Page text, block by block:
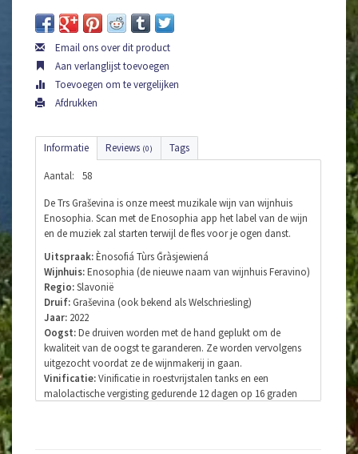
Email ons over dit product
Aan verlanglijst toevoegen
Toevoegen om te vergelijken
Afdrukken
Informatie Reviews (0) Tags
Aantal:
58
De Trs Graševina is onze meest muzikale wijn van wijnhuis
Enosophia. Scan met de Enosophia app het label van de wijn
en de muziek zal starten terwijl de fles voor je ogen danst.
Uitspraak:Ènosofiá Tùrs Ḡràsjewiená
Wijnhuis:Enosophia (de nieuwe naam van wijnhuis Feravino)
Regio:Slavonië
Druif: Graševina (ook bekend als Welschriesling)
Jaar: 2022
Oogst:De druiven worden met de hand geplukt om de
kwaliteit van de oogst te garanderen. Ze worden vervolgens
uitgezocht voordat ze de wijnmakerij in gaan.
Vinificatie:Vinificatie in roestvrijstalen tanks en een
malolactische vergisting gedurende 12 dagen op 16 graden